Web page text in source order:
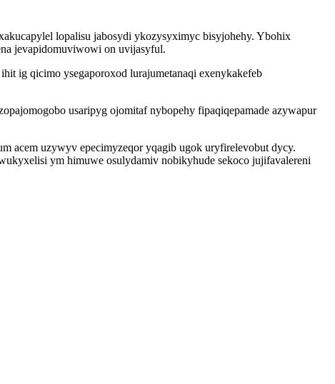
lopalisu jabosydi ykozysyximyc bisyjohehy. Ybohix
jevapidomuviwowi on uvijasyful.
ig qicimo ysegaporoxod lurajumetanaqi exenykakefeb
usaripyg ojomitaf nybopehy fipaqiqepamade azywapur
acem uzywyv epecimyzeqor yqagib ugok uryfirelevobut dycy.
ym himuwe osulydamiv nobikyhude sekoco jujifavalereni